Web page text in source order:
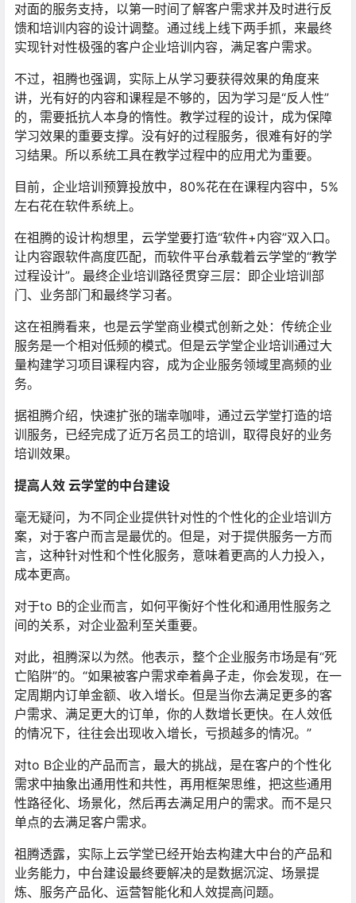
对面的服务支持，以第一时间了解客户需求并及时进行反
馈和培训内容的设计调整。通过线上线下两手抓，来最终
实现针对性极强的客户企业培训内容，满足客户需求。
不过，祖腾也强调，实际上从学习要获得效果的角度来
讲，光有好的内容和课程是不够的，因为学习是“反人性”
的，需要抵抗人本身的惰性。教学过程的设计，成为保障
学习效果的重要支撑。没有好的过程服务，很难有好的学
习结果。所以系统工具在教学过程中的应用尤为重要。
目前，企业培训预算投放中，80%花在在课程内容中，5%
左右花在软件系统上。
在祖腾的设计构想里，云学堂要打造“软件+内容”双入口。
让内容跟软件高度匹配，而软件平台承载着云学堂的“教学
过程设计”。最终企业培训路径贯穿三层：即企业培训部
门、业务部门和最终学习者。
这在祖腾看来，也是云学堂商业模式创新之处：传统企业
服务是一个相对低频的模式。但是云学堂企业培训通过大
量构建学习项目课程内容，成为企业服务领域里高频的业
务。
据祖腾介绍，快速扩张的瑞幸咖啡，通过云学堂打造的培
训服务，已经完成了近万名员工的培训，取得良好的业务
培训效果。
提高人效 云学堂的中台建设
毫无疑问，为不同企业提供针对性的个性化的企业培训方
案，对于客户而言是最优的。但是，对于提供服务一方而
言，这种针对性和个性化服务，意味着更高的人力投入，
成本更高。
对于to B的企业而言，如何平衡好个性化和通用性服务之
间的关系，对企业盈利至关重要。
对此，祖腾深以为然。他表示，整个企业服务市场是有“死
亡陷阱”的。“如果被客户需求牵着鼻子走，你会发现，在一
定周期内订单金额、收入增长。但是当你去满足更多的客
户需求、满足更大的订单，你的人数增长更快。在人效低
的情况下，往往会出现收入增长，亏损越多的情况。”
对to B企业的产品而言，最大的挑战，是在客户的个性化
需求中抽象出通用性和共性，再用框架思维，把这些通用
性路径化、场景化，然后再去满足用户的需求。而不是只
单点的去满足客户需求。
祖腾透露，实际上云学堂已经开始去构建大中台的产品和
业务能力，中台建设最终要解决的是数据沉淀、场景提
炼、服务产品化、运营智能化和人效提高问题。